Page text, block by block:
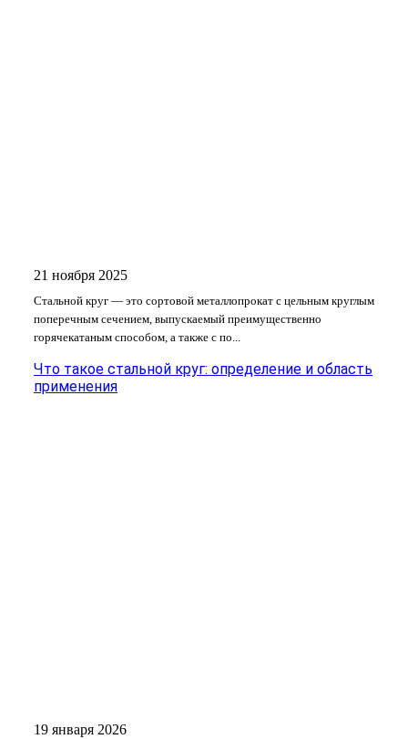
21 ноября 2025
Стальной круг — это сортовой металлопрокат с цельным круглым
поперечным сечением, выпускаемый преимущественно
горячекатаным способом, а также с по...
Что такое стальной круг: определение и область
применения
19 января 2026